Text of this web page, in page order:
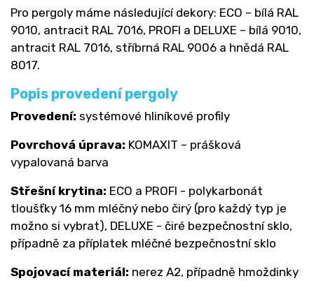
Pro pergoly máme následující dekory: ECO – bílá RAL
9010, antracit RAL 7016, PROFI a DELUXE – bílá 9010,
antracit RAL 7016, stříbrná RAL 9006 a hnědá RAL
8017.
Popis provedení pergoly
Provedení: systémové hliníkové profily
Povrchová úprava: KOMAXIT – prášková
vypalovaná barva
Střešní krytina: ECO a PROFI - polykarbonát
tloušťky 16 mm mléčný nebo čirý (pro každý typ je
možno si vybrat), DELUXE - čiré bezpečnostní sklo,
případně za příplatek mléčné bezpečnostní sklo
Spojovací materiál: nerez A2, případně hmoždinky